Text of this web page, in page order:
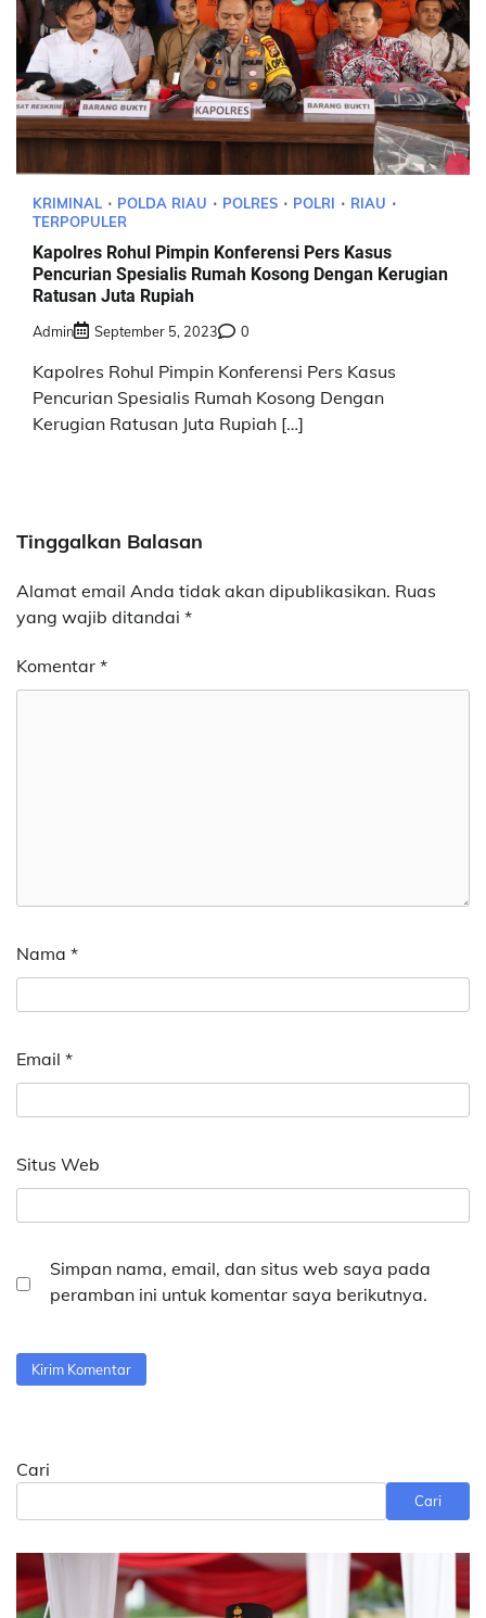
KRIMINAL POLDA RIAU POLRES POLRI
RIAU
TERPOPULER
Kapolres Rohul Pimpin Konferensi Pers Kasus
Pencurian Spesialis Rumah Kosong Dengan Kerugian
Ratusan Juta Rupiah
Admin September 5, 2023 0
Kapolres Rohul Pimpin Konferensi Pers Kasus
Pencurian Spesialis Rumah Kosong Dengan
Kerugian Ratusan Juta Rupiah […]
Tinggalkan Balasan
Alamat email Anda tidak akan dipublikasikan. Ruas
yang wajib ditandai *
Komentar *
Nama *
Email *
Situs Web
Simpan nama, email, dan situs web saya pada
peramban ini untuk komentar saya berikutnya.
Cari
Cari